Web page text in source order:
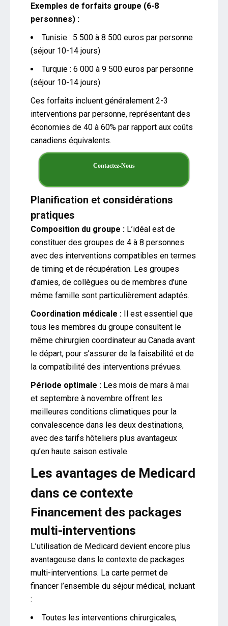
Exemples de forfaits groupe (6-8
personnes) :
Tunisie : 5 500 à 8 500 euros par personne
(séjour 10-14 jours)
Turquie : 6 000 à 9 500 euros par personne
(séjour 10-14 jours)
Ces forfaits incluent généralement 2-3
interventions par personne, représentant des
économies de 40 à 60% par rapport aux coûts
canadiens équivalents.
Contactez-Nous
Planification et considérations
pratiques
Composition du groupe : L’idéal est de
constituer des groupes de 4 à 8 personnes
avec des interventions compatibles en termes
de timing et de récupération. Les groupes
d’amies, de collègues ou de membres d’une
même famille sont particulièrement adaptés.
Coordination médicale : Il est essentiel que
tous les membres du groupe consultent le
même chirurgien coordinateur au Canada avant
le départ, pour s’assurer de la faisabilité et de
la compatibilité des interventions prévues.
Période optimale : Les mois de mars à mai
et septembre à novembre offrent les
meilleures conditions climatiques pour la
convalescence dans les deux destinations,
avec des tarifs hôteliers plus avantageux
qu’en haute saison estivale.
Les avantages de Medicard
dans ce contexte
Financement des packages
multi-interventions
L’utilisation de Medicard devient encore plus
avantageuse dans le contexte de packages
multi-interventions. La carte permet de
financer l’ensemble du séjour médical, incluant
:
Toutes les interventions chirurgicales,